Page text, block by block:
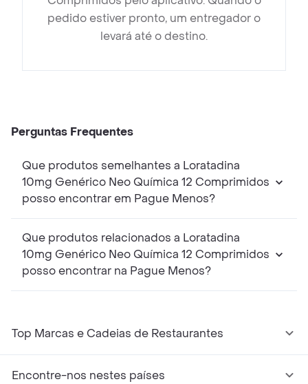
pedido estiver pronto, um entregador o
levará até o destino.
Perguntas Frequentes
Que produtos semelhantes a Loratadina
10mg Genérico Neo Química 12 Comprimidos
posso encontrar em Pague Menos?
Que produtos relacionados a Loratadina
10mg Genérico Neo Química 12 Comprimidos
posso encontrar na Pague Menos?
Top Marcas e Cadeias de Restaurantes
Encontre-nos nestes países